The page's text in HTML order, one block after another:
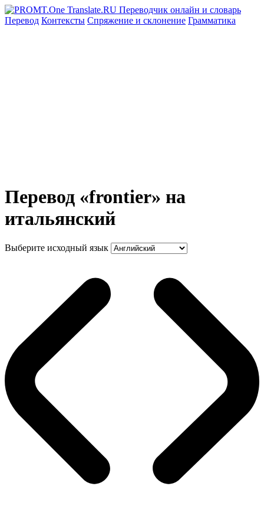
Перевод Контексты Спряжение и склонение Грамматика
Перевод «frontier» на
итальянский
Выберите исходный язык